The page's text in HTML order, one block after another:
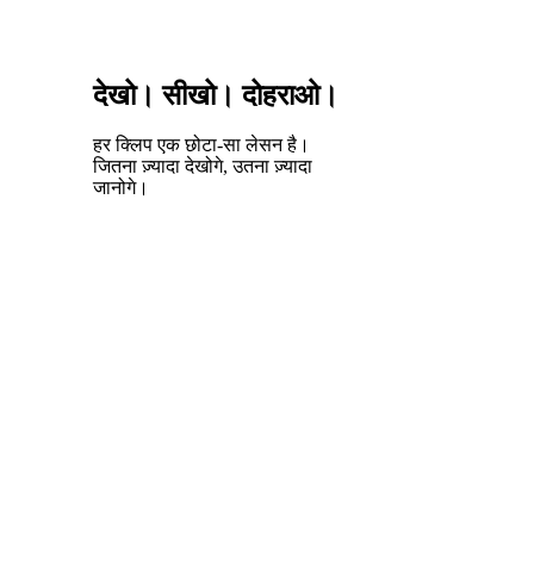
देखो। सीखो। दोहराओ।
हर क्लिप एक छोटा-सा लेसन है।
जितना ज़्यादा देखोगे, उतना ज़्यादा
जानोगे।